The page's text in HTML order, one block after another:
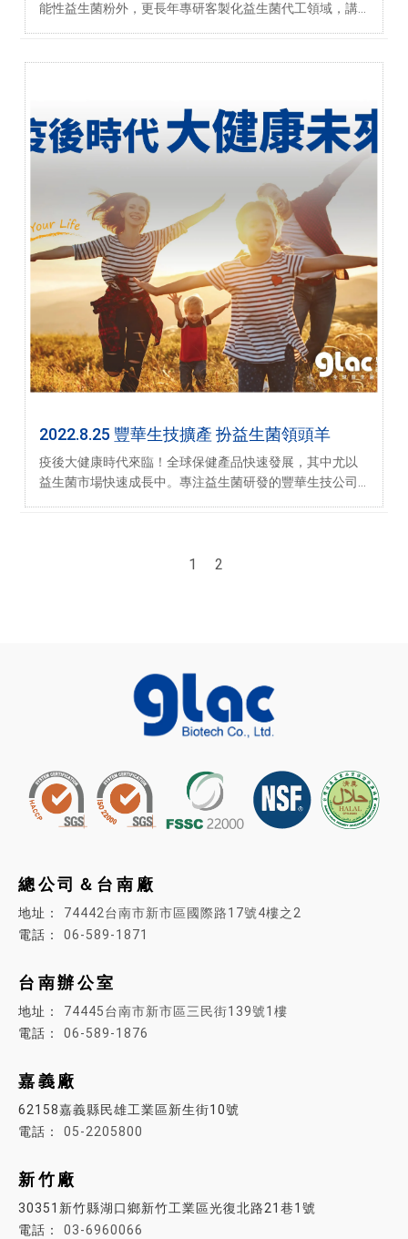
能性益生菌粉外，更長年專研客製化益生菌代工領域，講
2022.8.25 豐華生技擴產 扮益生菌領頭羊
疫後大健康時代來臨！全球保健產品快速發展，其中尤以
益生菌市場快速成長中。專注益生菌研發的豐華生技公司
1 2
總公司＆台南廠
74442台南市新市區國際路17號4樓之2
06-589-1871
台南辦公室
74445台南市新市區三民街139號1樓
06-589-1876
嘉義廠
62158嘉義縣民雄工業區新生街10號
05-2205800
新竹廠
30351新竹縣湖口鄉新竹工業區光復北路21巷1號
03-6960066